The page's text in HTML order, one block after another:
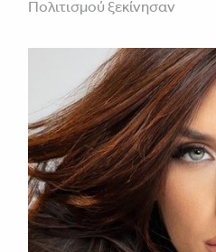
Πολιτισμού ξεκίνησαν